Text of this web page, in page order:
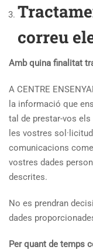
correu
Amb quina finalitat
A CENTRE
la informació que
tal de prestar-vos
les vostres
comunicacions
vostres dades
descrites.
No es prendran
dades
Per quant de temps